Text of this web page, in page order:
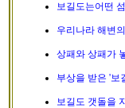
보길도는어떤
우리나라 해변
상패와 상패가
부상을 받은 '보
보길도 갯돌을